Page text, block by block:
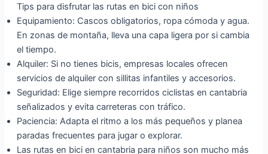
Tips para disfrutar las rutas en bici con niños
Equipamiento: Cascos obligatorios, ropa cómoda y agua.
En zonas de montaña, lleva una capa ligera por si cambia
el tiempo.
Alquiler: Si no tienes bicis, empresas locales ofrecen
servicios de alquiler con sillitas infantiles y accesorios.
Seguridad: Elige siempre recorridos ciclistas en cantabria
señalizados y evita carreteras con tráfico.
Paciencia: Adapta el ritmo a los más pequeños y planea
paradas frecuentes para jugar o explorar.
Las rutas en bici en cantabria para niños son mucho más